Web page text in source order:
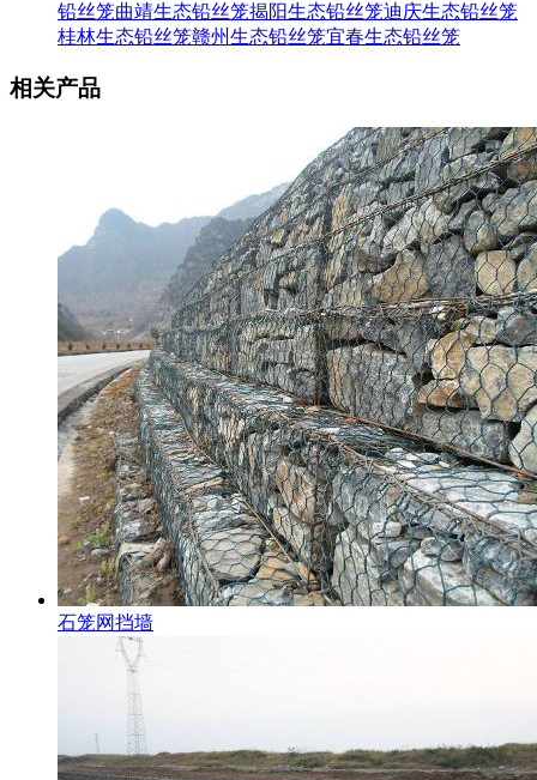
铅丝笼曲靖生态铅丝笼揭阳生态铅丝笼迪庆生态铅丝笼
桂林生态铅丝笼赣州生态铅丝笼宜春生态铅丝笼
相关产品
石笼网挡墙